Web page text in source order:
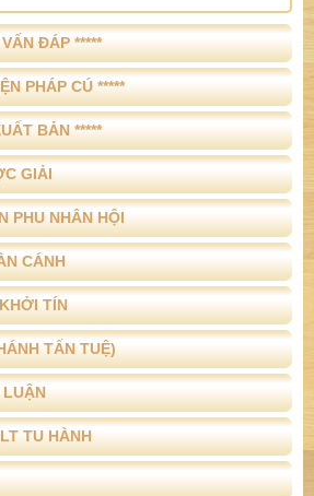
ĐÁP *****
PHÁP CÚ *****
BẢN *****
GIẢI
PHU NHÂN HỘI
CÁNH
TÍN
TẤN TUỆ)
LUẬN
TU HÀNH